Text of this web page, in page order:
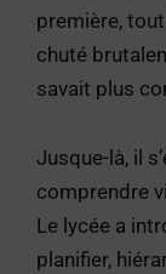
première,
chuté
savait plus
Jusque-là, il
comprendre
Le lycée a
planifier,